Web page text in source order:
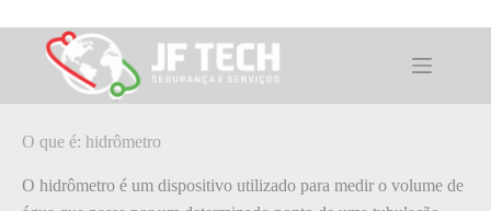
para
conteúdoO que é: hidrômetro
O que é: hidrômetro
O hidrômetro é um dispositivo utilizado para medir o volume de